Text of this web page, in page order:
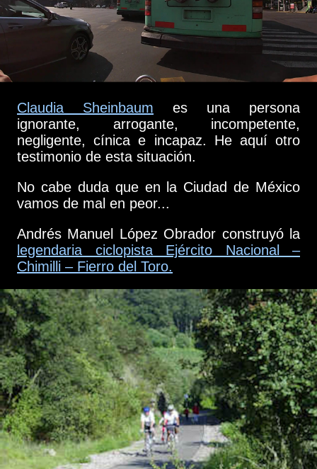
Claudia Sheinbaum es una persona
ignorante, arrogante, incompetente,
negligente, cínica e incapaz. He aquí otro
testimonio de esta situación.
No cabe duda que en la Ciudad de México
vamos de mal en peor...
Andrés Manuel López Obrador construyó la
legendaria ciclopista Ejército Nacional –
Chimilli – Fierro del Toro.